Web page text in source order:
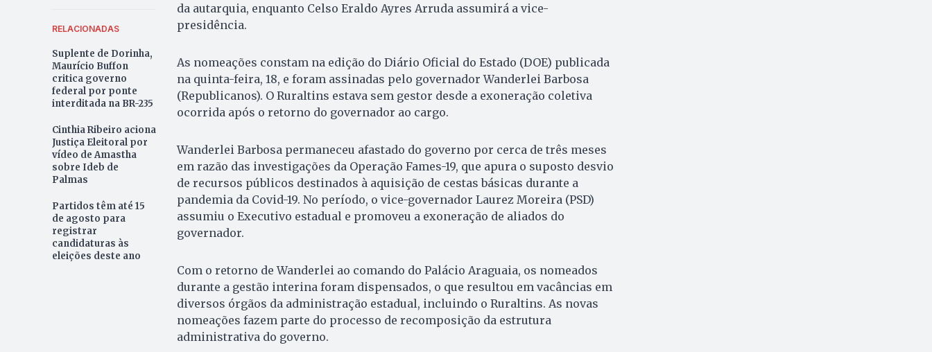
RELACIONADAS
Suplente de Dorinha,
Maurício Buffon
critica governo
federal por ponte
interditada na BR-235
Cinthia Ribeiro aciona
Justiça Eleitoral por
vídeo de Amastha
sobre Ideb de
Palmas
Partidos têm até 15
de agosto para
registrar
candidaturas às
eleições deste ano
da autarquia, enquanto Celso Eraldo Ayres Arruda assumirá a vice-
presidência.
As nomeações constam na edição do Diário Oficial do Estado (DOE) publicada
na quinta-feira, 18, e foram assinadas pelo governador Wanderlei Barbosa
(Republicanos). O Ruraltins estava sem gestor desde a exoneração coletiva
ocorrida após o retorno do governador ao cargo.
Wanderlei Barbosa permaneceu afastado do governo por cerca de três meses
em razão das investigações da Operação Fames-19, que apura o suposto desvio
de recursos públicos destinados à aquisição de cestas básicas durante a
pandemia da Covid-19. No período, o vice-governador Laurez Moreira (PSD)
assumiu o Executivo estadual e promoveu a exoneração de aliados do
governador.
Com o retorno de Wanderlei ao comando do Palácio Araguaia, os nomeados
durante a gestão interina foram dispensados, o que resultou em vacâncias em
diversos órgãos da administração estadual, incluindo o Ruraltins. As novas
nomeações fazem parte do processo de recomposição da estrutura
administrativa do governo.